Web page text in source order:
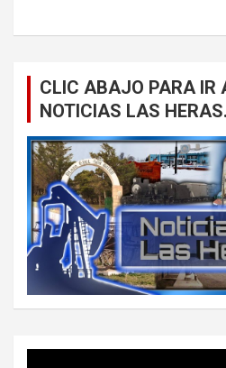
CLIC ABAJO PARA IR
NOTICIAS LAS HERAS.